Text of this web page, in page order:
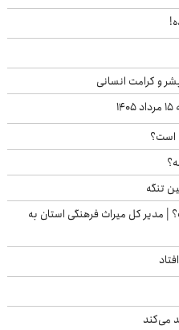
و کرامت انسانی
است؟
تنگه
مدیر کل میراث فرهنگی استان به
می‌کند